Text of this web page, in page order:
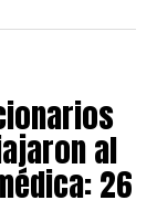
al
26